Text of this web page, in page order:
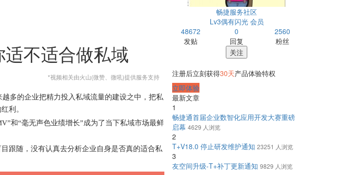
不适合做私域
*视频相关由火山(微赞、微吼)提供服务支持
多的企业把精力投入私域流量的建设之中，把私
利。
和“毫无声色业绩增长”成为了当下私域市场最鲜
跟随，没有认真去分析企业自身是否真的适合私
畅捷服务社区
Lv3偶有闪光 会员
48672
发贴
0
回复
2560
粉丝
关注
注册后立刻获得30天产品体验特权
立即体验
最新文章
1
畅捷通首届企业数智化应用开发大赛重磅
启幕 4629 人浏览
2
T+V18.0 停止研发维护通知 23251 人浏览
3
友空间升级-T+补丁更新通知 9829 人浏览